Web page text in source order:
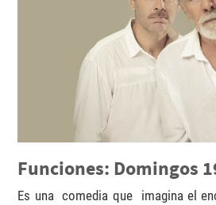
Funciones: Domingos
Es una comedia que imagina el